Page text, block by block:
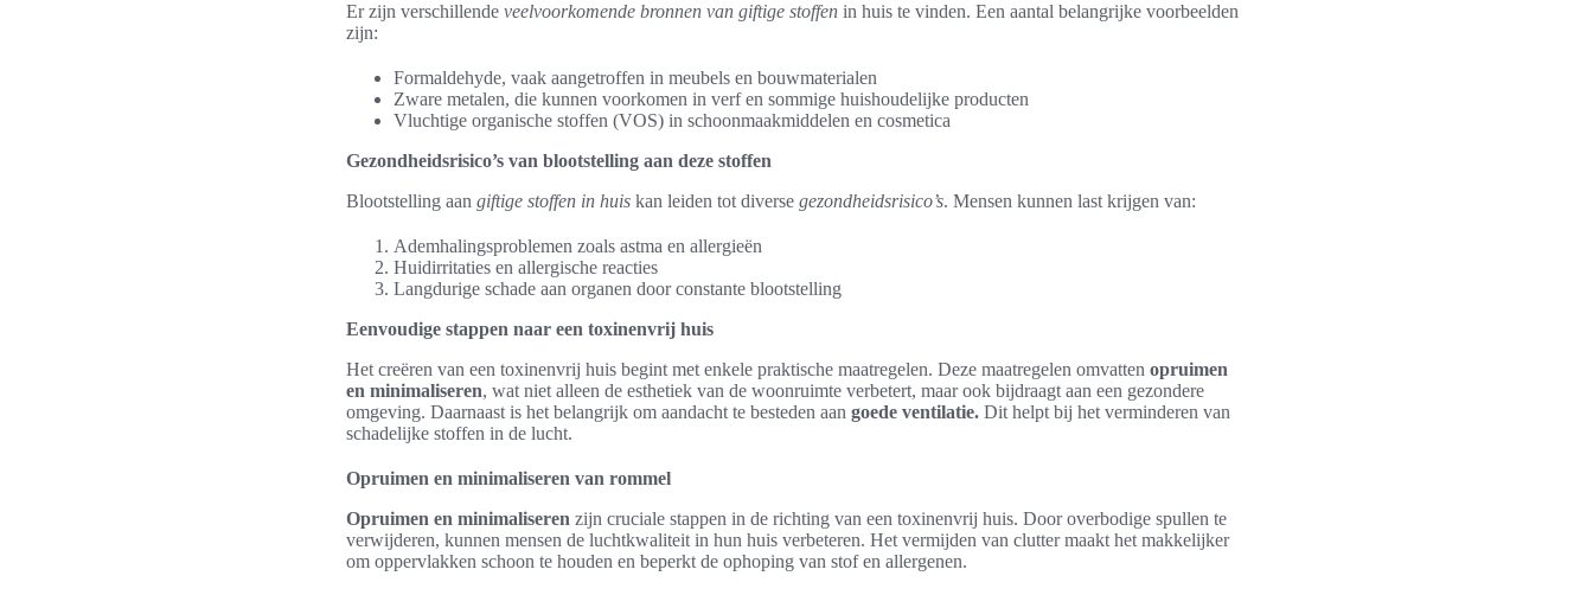
Er zijn verschillende veelvoorkomende bronnen van giftige stoffen in huis te vinden. Een aantal belangrijke voorbeelden
zijn:
Formaldehyde, vaak aangetroffen in meubels en bouwmaterialen
Zware metalen, die kunnen voorkomen in verf en sommige huishoudelijke producten
Vluchtige organische stoffen (VOS) in schoonmaakmiddelen en cosmetica
Gezondheidsrisico’s van blootstelling aan deze stoffen
Blootstelling aan giftige stoffen in huis kan leiden tot diverse gezondheidsrisico’s. Mensen kunnen last krijgen van:
Ademhalingsproblemen zoals astma en allergieën
Huidirritaties en allergische reacties
Langdurige schade aan organen door constante blootstelling
Eenvoudige stappen naar een toxinenvrij huis
Het creëren van een toxinenvrij huis begint met enkele praktische maatregelen. Deze maatregelen omvatten opruimen
en minimaliseren, wat niet alleen de esthetiek van de woonruimte verbetert, maar ook bijdraagt aan een gezondere
omgeving. Daarnaast is het belangrijk om aandacht te besteden aan goede ventilatie. Dit helpt bij het verminderen van
schadelijke stoffen in de lucht.
Opruimen en minimaliseren van rommel
Opruimen en minimaliseren zijn cruciale stappen in de richting van een toxinenvrij huis. Door overbodige spullen te
verwijderen, kunnen mensen de luchtkwaliteit in hun huis verbeteren. Het vermijden van clutter maakt het makkelijker
om oppervlakken schoon te houden en beperkt de ophoping van stof en allergenen.